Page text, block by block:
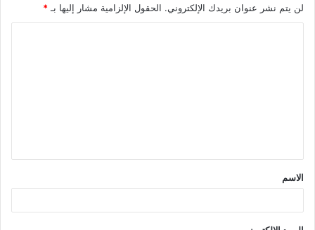
لن يتم نشر عنوان بريدك الإلكتروني. الحقول الإلزامية مشار إليها بـ *
ق
*
الاسم